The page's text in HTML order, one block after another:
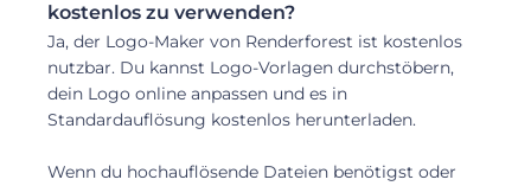
kostenlos zu verwenden?
Ja, der Logo-Maker von Renderforest ist kostenlos
nutzbar. Du kannst Logo-Vorlagen durchstöbern,
dein Logo online anpassen und es in
Standardauflösung kostenlos herunterladen.
Wenn du hochauflösende Dateien benötigst oder